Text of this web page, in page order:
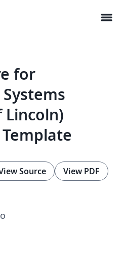
menu
for
Lincoln)
Source View PDF